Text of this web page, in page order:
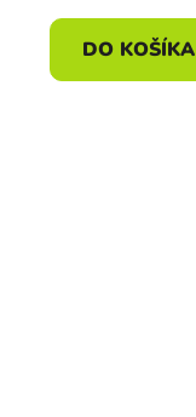
DO KOŠÍKA